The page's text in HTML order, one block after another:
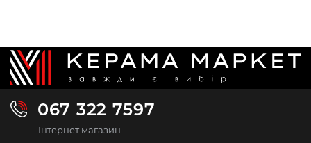
067 322 7597
Інтернет магазин